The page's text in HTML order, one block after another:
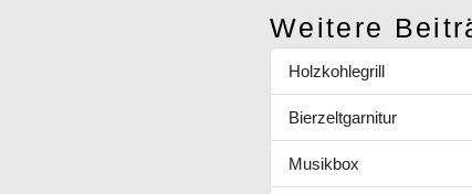
Weitere
Holzkohlegrill
Bierzeltgarnitur
Musikbox